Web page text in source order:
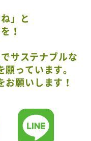
」と
！
サステナブルな
っています。
願いします！